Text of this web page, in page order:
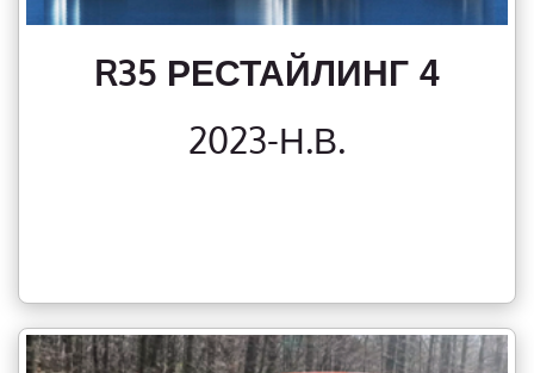
R35 РЕСТАЙЛИНГ 4
2023-Н.В.